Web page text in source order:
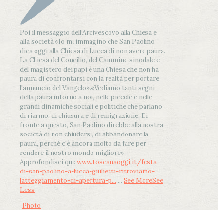
Poi il messaggio dell’Arcivescovo alla Chiesa e
alla società:«Io mi immagino che San Paolino
dica oggi alla Chiesa di Lucca di non avere paura.
La Chiesa del Concilio, del Cammino sinodale e
del magistero dei papi è una Chiesa che non ha
paura di confrontarsi con la realtà per portare
l'annuncio del Vangelo».«Vediamo tanti segni
della paura intorno a noi, nelle piccole e nelle
grandi dinamiche sociali e politiche che parlano
di riarmo, di chiusura e di remigrazione. Di
fronte a questo, San Paolino direbbe alla nostra
società di non chiudersi, di abbandonare la
paura, perché c'è ancora molto da fare per
rendere il nostro mondo migliore»
Approfondisci qui: www.toscanaoggi.it/festa-
di-san-paolino-a-lucca-giulietti-ritroviamo-
latteggiamento-di-apertura-p... ... See MoreSee
Less
Photo